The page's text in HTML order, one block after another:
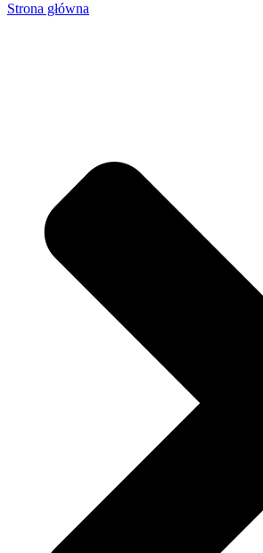
Strona główna